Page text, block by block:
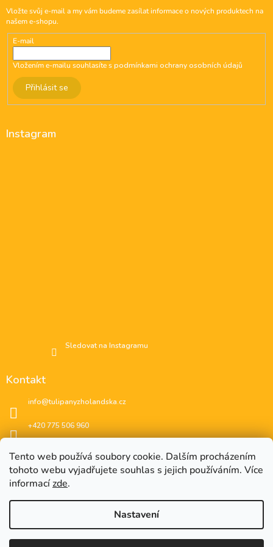
Tento web používá soubory cookie. Dalším procházením
tohoto webu vyjadřujete souhlas s jejich používáním. Více
informacízde.
Nastavení
Vložte svůj e-mail a my vám budeme zasílat informace o nových produktech na
našem e-shopu.
E-mail
Vložením e-mailu souhlasíte spodmínkami ochrany osobních údajů
Přihlásit se
Instagram
Sledovat na Instagramu
Kontakt
info@tulipanyzholandska.cz
+420 775 506 960
instagram